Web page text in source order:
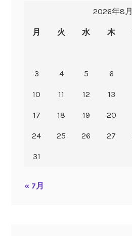
2026年8月
月 火 水 木
3 4 5 6
10 11 12 13
17 18 19 20
24 25 26 27
31
« 7月